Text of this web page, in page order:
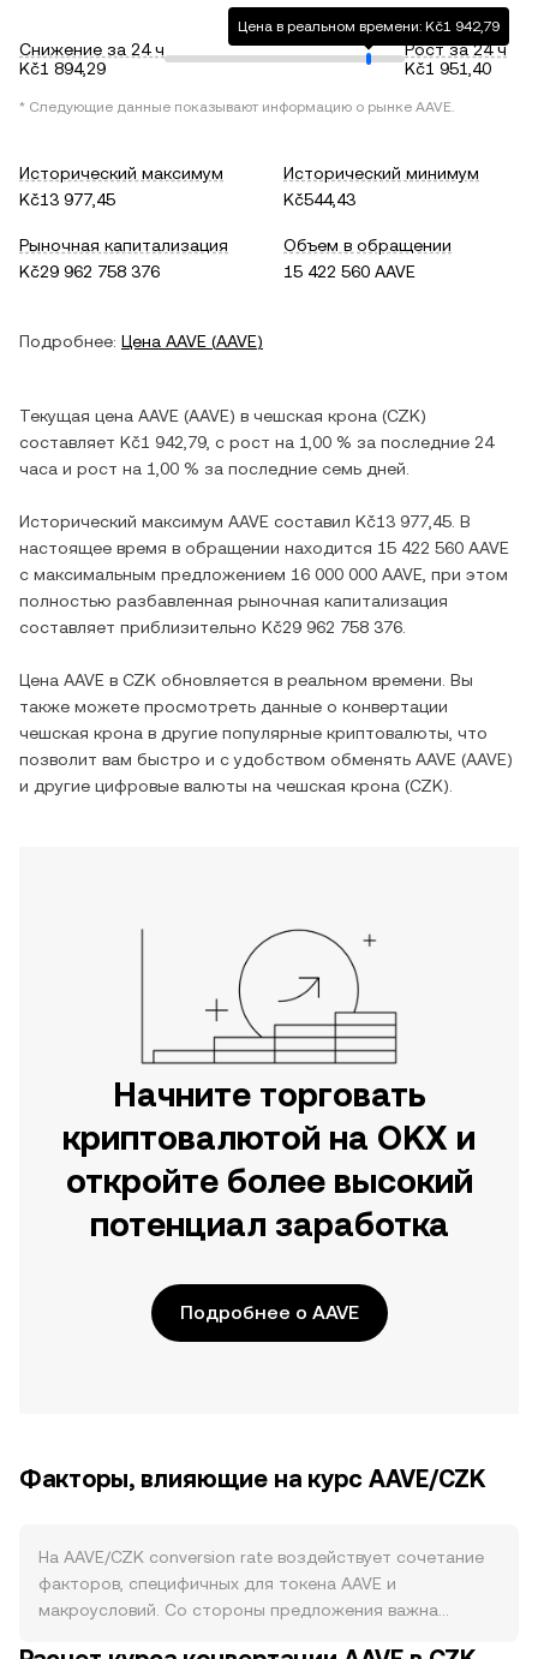
Снижение за 24 ч
Kč1 894,29
Цена в реальном времени: Kč1 942,79
Рост за 24 ч
Kč1 951,40
* Следующие данные показывают информацию о рынке AAVE.
Исторический максимум
Kč13 977,45
Исторический минимум
Kč544,43
Рыночная капитализация
Kč29 962 758 376
Объем в обращении
15 422 560 AAVE
Подробнее: Цена AAVE (AAVE)
Текущая цена AAVE (AAVE) в чешская крона (CZK)
составляет Kč1 942,79 , c рост на 1,00 % за последние 24
часа и рост на 1,00 % за последние семь дней.
Исторический максимум AAVE составил Kč13 977,45 . В
настоящее время в обращении находится 15 422 560 AAVE
с максимальным предложением 16 000 000 AAVE , при этом
полностью разбавленная рыночная капитализация
составляет приблизительно Kč29 962 758 376
Цена AAVE в CZK обновляется в реальном времени. Вы
также можете просмотреть данные о конвертации
чешская крона в другие популярные криптовалюты, что
позволит вам быстро и с удобством обменять AAVE (AAVE)
и другие цифровые валюты на чешская крона (CZK).
Начните торговать
криптовалютой на OKX и
откройте более высокий
потенциал заработка
Подробнее о AAVE
Факторы, влияющие на курс AAVE/CZK
На AAVE/CZK conversion rate воздействует сочетание
факторов, специфичных для токена AAVE и
макроусловий. Со стороны предложения важна